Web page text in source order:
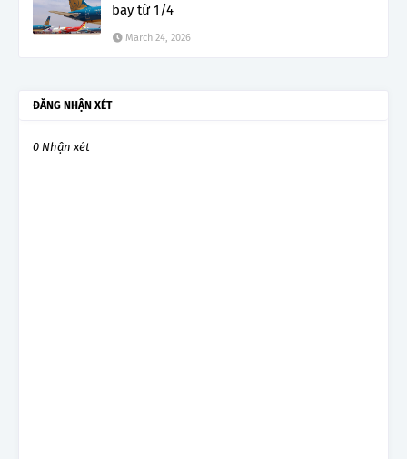
bay từ 1/4
March 24, 2026
ĐĂNG NHẬN XÉT
0 Nhận xét